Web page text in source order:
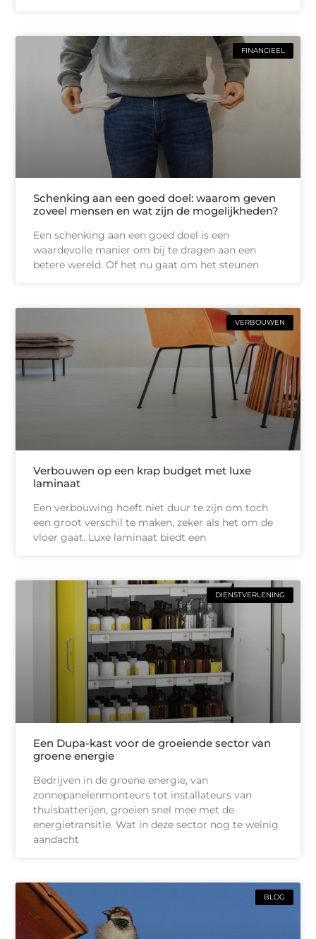
FINANCIEEL
Schenking aan een goed doel: waarom geven
zoveel mensen en wat zijn de mogelijkheden?
Een schenking aan een goed doel is een
waardevolle manier om bij te dragen aan een
betere wereld. Of het nu gaat om het steunen
VERBOUWEN
Verbouwen op een krap budget met luxe
laminaat
Een verbouwing hoeft niet duur te zijn om toch
een groot verschil te maken, zeker als het om de
vloer gaat. Luxe laminaat biedt een
DIENSTVERLENING
Een Dupa-kast voor de groeiende sector van
groene energie
Bedrijven in de groene energie, van
zonnepanelenmonteurs tot installateurs van
thuisbatterijen, groeien snel mee met de
energietransitie. Wat in deze sector nog te weinig
aandacht
BLOG